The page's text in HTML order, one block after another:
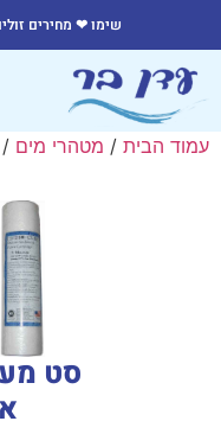
שימו ❤ מחירים
עמוד הבית / מטהרי מים /
סט